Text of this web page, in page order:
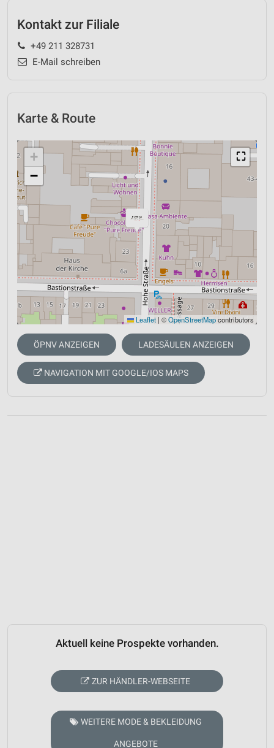
Kontakt zur Filiale
+49 211 328731
E-Mail schreiben
Karte & Route
⛶
+
−
Leaflet | ©OpenStreetMapcontributors
ÖPNV ANZEIGEN LADESÄULEN ANZEIGEN
NAVIGATION MIT GOOGLE/IOS MAPS
Aktuell keine Prospekte vorhanden.
ZUR HÄNDLER-WEBSEITE
WEITERE MODE & BEKLEIDUNG
ANGEBOTE